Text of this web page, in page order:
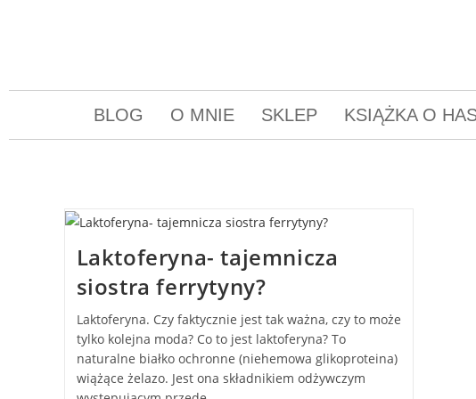
BLOG O MNIE SKLEP KSIĄŻKA O
Laktoferyna- tajemnicza
siostra ferrytyny?
Laktoferyna. Czy faktycznie jest tak ważna, czy to może
tylko kolejna moda? Co to jest laktoferyna? To
naturalne białko ochronne (niehemowa glikoproteina)
wiążące żelazo. Jest ona składnikiem odżywczym